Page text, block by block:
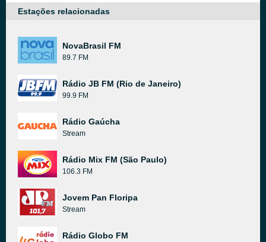
Estações relacionadas
NovaBrasil FM
89.7 FM
Rádio JB FM (Rio de Janeiro)
99.9 FM
Rádio Gaúcha
Stream
Rádio Mix FM (São Paulo)
106.3 FM
Jovem Pan Floripa
Stream
Rádio Globo FM